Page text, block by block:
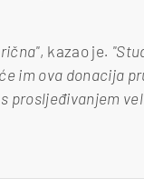
, kazao je.
im ova donacija
prosljeđivanjem